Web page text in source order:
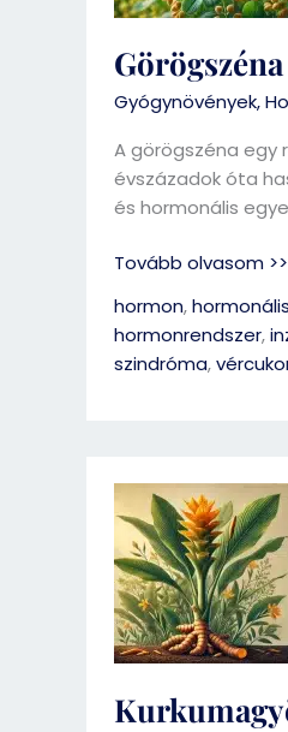
Gyógynövények,
A görögszéna egy
évszázadok óta
és hormonális
Tovább olvasom >>
hormon,
hormonrendszer,
szindróma,
Kurkumagyökér
(Curcuma
longa)